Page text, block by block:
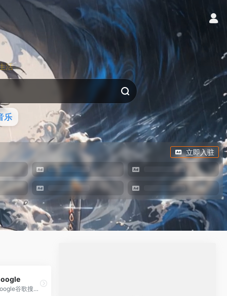
活
乐
立即入驻
Google谷歌搜索引擎是全球范围内广受欢迎和使用的搜索引擎，它以其高度先进和智能的算法著称，为全球范围的用户提供了高质量和相关性强的搜索结果。